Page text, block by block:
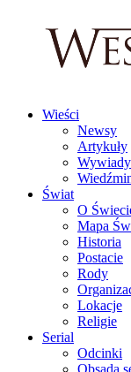
Wieści
Newsy
Artykuły
Wywiady
Świat
O
Mapa
Historia
Postacie
Rody
Lokacje
Religie
Serial
Odcinki